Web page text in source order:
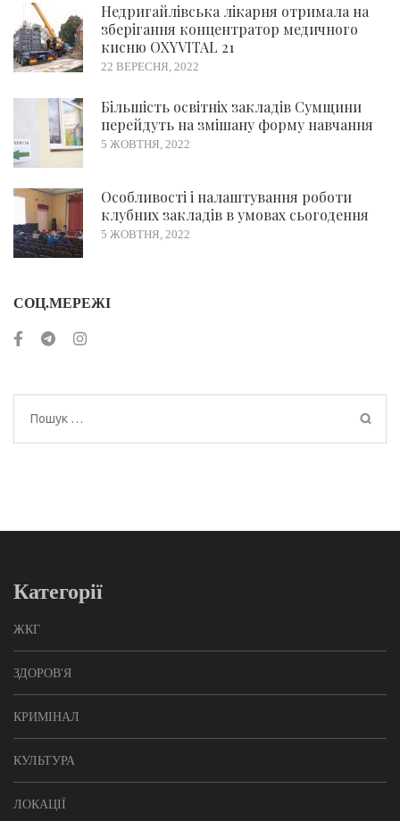
Недригайлівська лікарня отримала на
зберігання концентратор медичного
кисню OXYVITAL 21
22 ВЕРЕСНЯ, 2022
Більшість освітніх закладів Сумщини
перейдуть на змішану форму навчання
5 ЖОВТНЯ, 2022
Особливості і налаштування роботи
клубних закладів в умовах сьогодення
5 ЖОВТНЯ, 2022
СОЦ.МЕРЕЖІ
Пошук:
Категорії
ЖКГ
ЗДОРОВ'Я
КРИМІНАЛ
КУЛЬТУРА
ЛОКАЦІЇ